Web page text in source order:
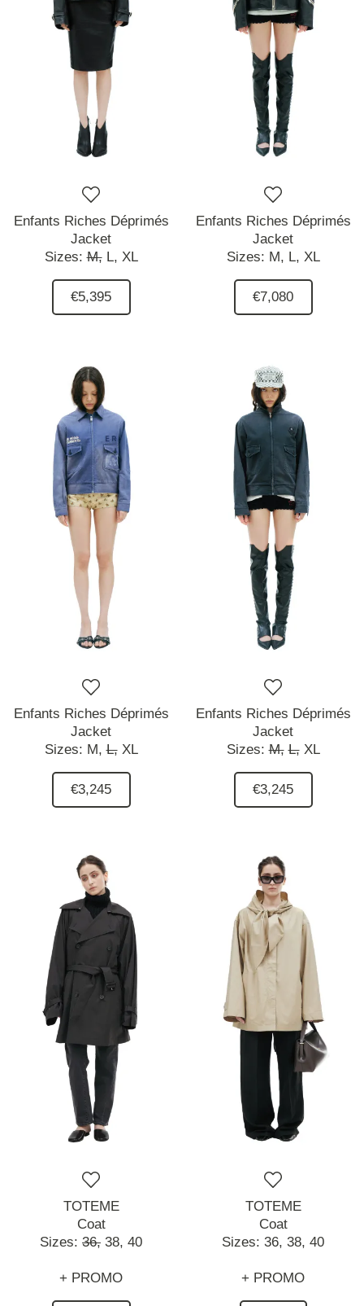
Enfants Riches Déprimés
Jacket
Sizes:M, L, XL
€5,395
Enfants Riches Déprimés
Jacket
Sizes: M, L, XL
€7,080
Enfants Riches Déprimés
Jacket
Sizes: M, L, XL
€3,245
Enfants Riches Déprimés
Jacket
Sizes:M, L, XL
€3,245
TOTEME
Coat
Sizes: 36, 38, 40
+ PROMO
TOTEME
Coat
Sizes: 36, 38, 40
+ PROMO